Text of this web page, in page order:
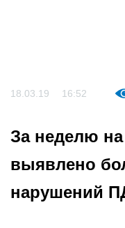
18.03.19 16:52
За неделю
выявлено
нарушений